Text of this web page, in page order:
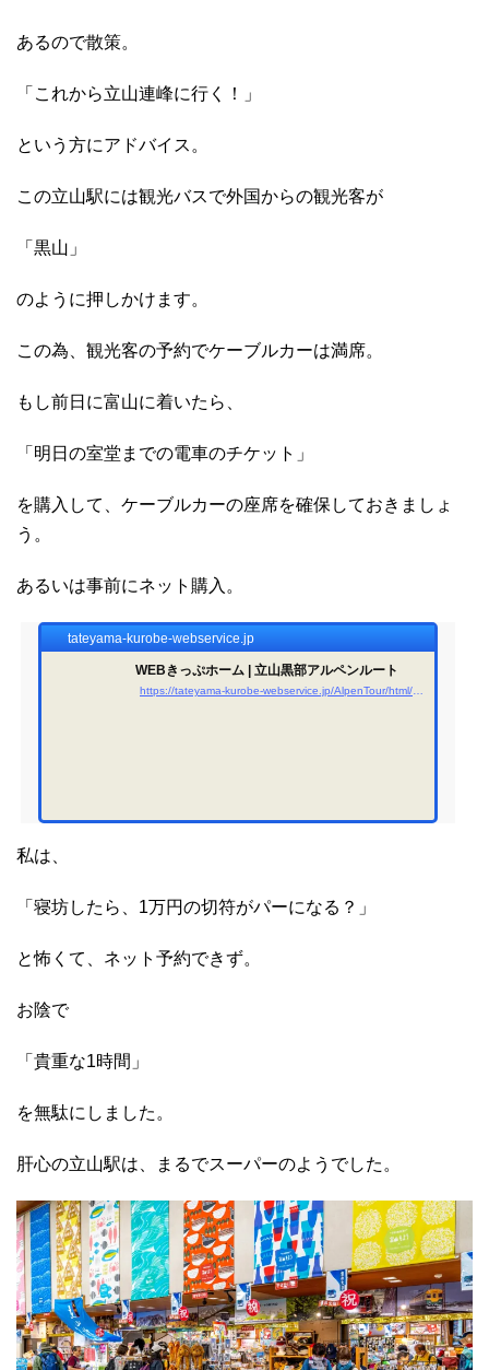
あるので散策。
「これから立山連峰に行く！」
という方にアドバイス。
この立山駅には観光バスで外国からの観光客が
「黒山」
のように押しかけます。
この為、観光客の予約でケーブルカーは満席。
もし前日に富山に着いたら、
「明日の室堂までの電車のチケット」
を購入して、ケーブルカーの座席を確保しておきましょ
う。
あるいは事前にネット購入。
tateyama-kurobe-webservice.jp
WEBきっぷホーム | 立山黒部アルペンルート
私は、
「寝坊したら、1万円の切符がパーになる？」
と怖くて、ネット予約できず。
お陰で
「貴重な1時間」
を無駄にしました。
肝心の立山駅は、まるでスーパーのようでした。